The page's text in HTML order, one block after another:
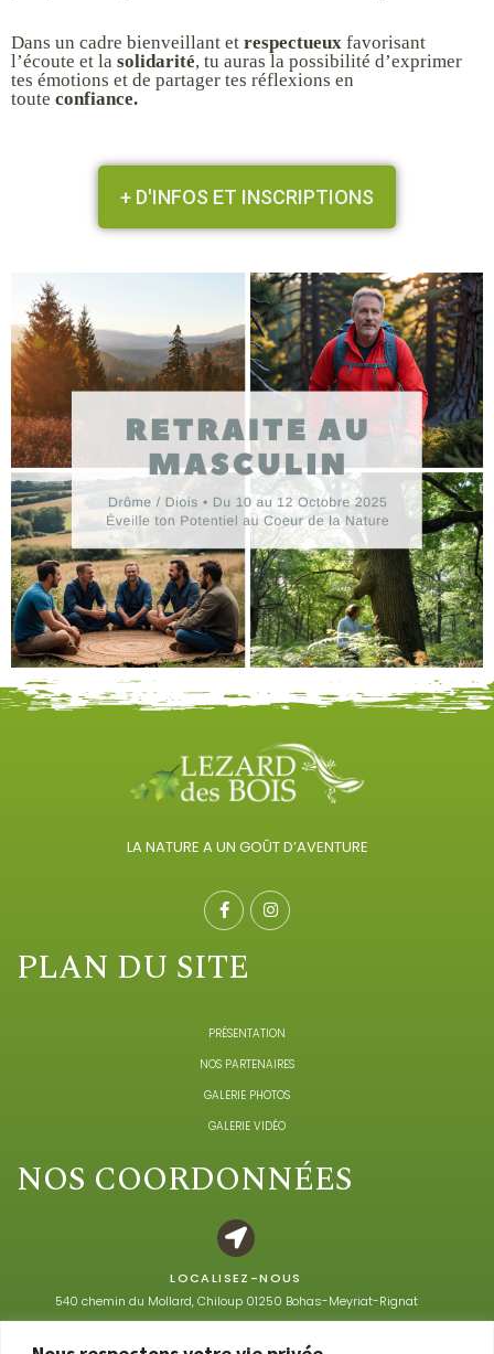
Dans un cadre bienveillant et respectueux favorisant
l’écoute et la solidarité, tu auras la possibilité d’exprimer
tes émotions et de partager tes réflexions en
toute confiance.
+ D'INFOS ET INSCRIPTIONS
LA NATURE A UN GOÛT D’AVENTURE
PLAN DU SITE
PRÉSENTATION
NOS PARTENAIRES
GALERIE PHOTOS
GALERIE VIDÉO
NOS COORDONNÉES
LOCALISEZ-NOUS
540 chemin du Mollard, Chiloup 01250 Bohas-Meyriat-Rignat